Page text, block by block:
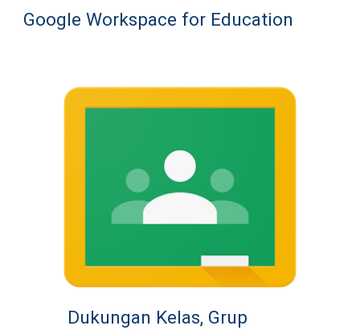
Google Workspace for Education
Dukungan Kelas, Grup